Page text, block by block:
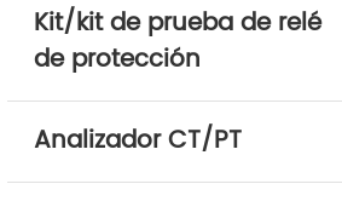
Kit/kit de prueba de relé
de protección
Analizador CT/PT